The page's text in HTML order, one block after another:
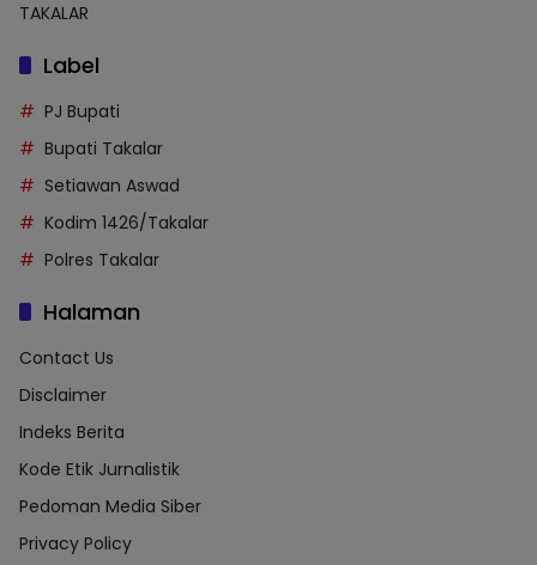
TAKALAR
Label
PJ Bupati
Bupati Takalar
Setiawan Aswad
Kodim 1426/Takalar
Polres Takalar
Halaman
Contact Us
Disclaimer
Indeks Berita
Kode Etik Jurnalistik
Pedoman Media Siber
Privacy Policy